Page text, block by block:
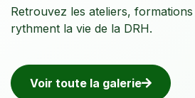
Retrouvez les ateliers,
rythment la vie de la DRH.
Voir toute la galerie